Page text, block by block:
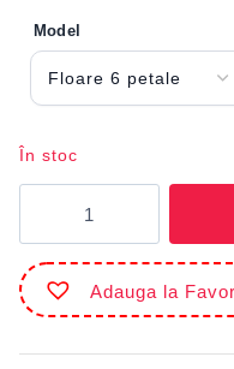
Model
În stoc
Perforator
Hobby
7.6
cm
floare
Adauga la